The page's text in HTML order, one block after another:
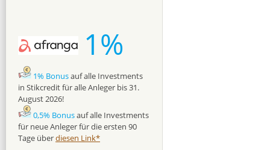
1%
1% Bonusauf alle Investments
in Stikcredit für alle Anleger bis 31.
August 2026!
0,5% Bonusauf alle Investments
für neue Anleger für die ersten 90
Tage überdiesen Link*